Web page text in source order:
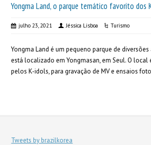
Yongma Land, o parque temático favorito dos
julho 23, 2021 Jéssica Lisboa Turismo
Yongma Land é um pequeno parque de
está localizado em Yongmasan, em Seul. O
pelos K-idols, para gravação de MV e ensaios
Tweets by brazilkorea